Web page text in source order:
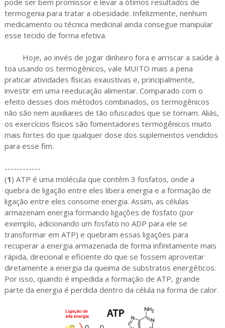
termogenia para tratar a obesidade. Infelizmente, nenhum
medicamento ou técnica medicinal ainda consegue manipular
esse tecido de forma efetiva.
Hoje, ao invés de jogar dinheiro fora e arriscar a saúde à
toa usando os termogênicos, vale MUITO mais a pena
praticar atividades físicas exaustivas e, principalmente,
investir em uma reeducação alimentar. Comparado com o
efeito desses dois métodos combinados, os termogênicos
não são nem auxiliares de tão ofuscados que se tornam. Aliás,
os exercícios físicos são fomentadores termogênicos muito
mais fortes do que qualquer dose dos suplementos vendidos
para esse fim.
------------
(1) ATP é uma molécula que contém 3 fosfatos, onde a
quebra de ligação entre eles libera energia e a formação de
ligação entre eles consome energia. Assim, as células
armazenam energia formando ligações de fosfato (por
exemplo, adicionando um fosfato no ADP para ele se
transformar em ATP) e quebram essas ligações para
recuperar a energia armazenada de forma infinitamente mais
rápida, direcional e eficiente do que se fossem aproveitar
diretamente a energia da queima de substratos energéticos.
Por isso, quando é impedida a formação de ATP, grande
parte da energia é perdida dentro da célula na forma de calor.